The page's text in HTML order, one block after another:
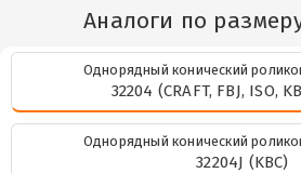
Аналоги по
Однорядный конический
32204 (CRAFT, FBJ, ISO,
Однорядный конический
32204J (KBC)